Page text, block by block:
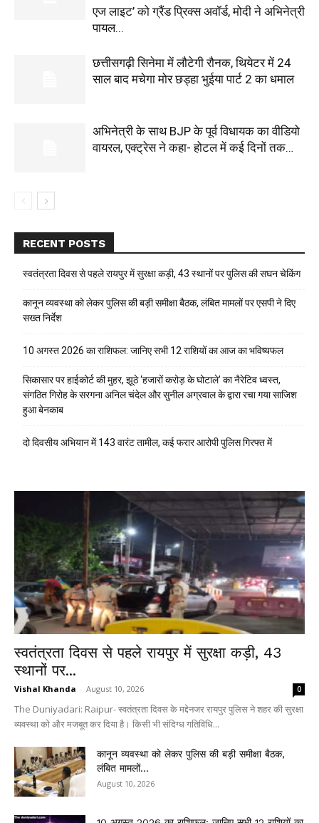
एज लाइट’ को ग्रैंड प्रिक्स अवॉर्ड, मोदी ने अभिनेत्री
पायल...
छत्तीसगढ़ी सिनेमा में लौटेगी रौनक, थियेटर में 24
साल बाद मचेगा मोर छड्हा भुईया पार्ट 2 का धमाल
अभिनेत्री के साथ BJP के पूर्व विधायक का वीडियो
वायरल, एक्ट्रेस ने कहा- होटल में कई दिनों तक…
RECENT POSTS
स्वतंत्रता दिवस से पहले रायपुर में सुरक्षा कड़ी, 43 स्थानों पर पुलिस की सघन चेकिंग
कानून व्यवस्था को लेकर पुलिस की बड़ी समीक्षा बैठक, लंबित मामलों पर एसपी ने दिए
सख्त निर्देश
10 अगस्त 2026 का राशिफल: जानिए सभी 12 राशियों का आज का भविष्यफल
सिकासार पर हाईकोर्ट की मुहर, झूठे ‘हजारों करोड़ के घोटाले’ का नैरेटिव ध्वस्त,
संगठित गिरोह के सरगना अनिल चंदेल और सुनील अग्रवाल के द्वारा रचा गया साजिश
हुआ बेनकाब
दो दिवसीय अभियान में 143 वारंट तामील, कई फरार आरोपी पुलिस गिरफ्त में
स्वतंत्रता दिवस से पहले रायपुर में सुरक्षा कड़ी, 43
स्थानों पर...
Vishal Khanda - August 10, 2026 0
The Duniyadari: Raipur- स्वतंत्रता दिवस के मद्देनजर रायपुर पुलिस ने शहर की सुरक्षा
व्यवस्था को और मजबूत कर दिया है। किसी भी संदिग्ध गतिविधि...
कानून व्यवस्था को लेकर पुलिस की बड़ी समीक्षा बैठक,
लंबित मामलों...
August 10, 2026